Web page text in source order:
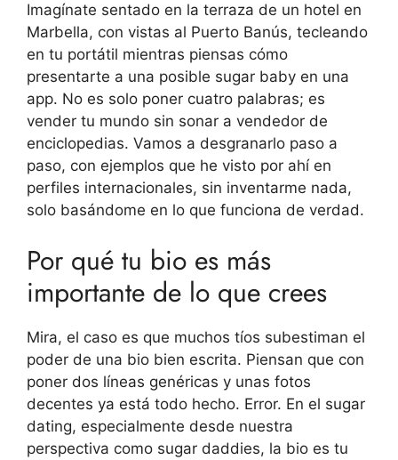
Imagínate sentado en la terraza de un hotel en
Marbella, con vistas al Puerto Banús, tecleando
en tu portátil mientras piensas cómo
presentarte a una posible sugar baby en una
app. No es solo poner cuatro palabras; es
vender tu mundo sin sonar a vendedor de
enciclopedias. Vamos a desgranarlo paso a
paso, con ejemplos que he visto por ahí en
perfiles internacionales, sin inventarme nada,
solo basándome en lo que funciona de verdad.
Por qué tu bio es más
importante de lo que crees
Mira, el caso es que muchos tíos subestiman el
poder de una bio bien escrita. Piensan que con
poner dos líneas genéricas y unas fotos
decentes ya está todo hecho. Error. En el sugar
dating, especialmente desde nuestra
perspectiva como sugar daddies, la bio es tu